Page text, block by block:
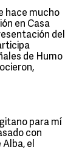
hace mucho
en Casa
del
de Humo
para mí
con
el